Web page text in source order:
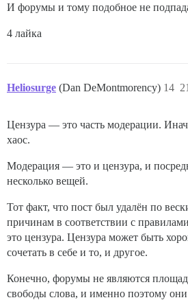
И форумы и тому подобное не
4 лайка
Heliosurge (Dan DeMontmorency) 14
Цензура — это часть модерации.
хаос.
Модерация — это и цензура, и
несколько вещей.
Тот факт, что пост был удалён по
причинам в соответствии с
это цензура. Цензура может быть
сочетать в себе и то, и другое.
Конечно, форумы не являются
свободы слова, и именно поэтому они